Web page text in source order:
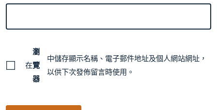
在
瀏
覽
器
中儲存顯示名稱、電子郵件地址及個人網站網址，
以供下次發佈留言時使用。